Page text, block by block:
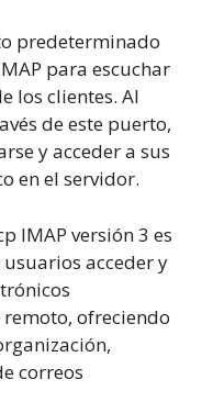
predeterminado
para escuchar
los clientes. Al
de este puerto,
y acceder a sus
en el servidor.
IMAP versión 3 es
acceder y
ofreciendo
correos